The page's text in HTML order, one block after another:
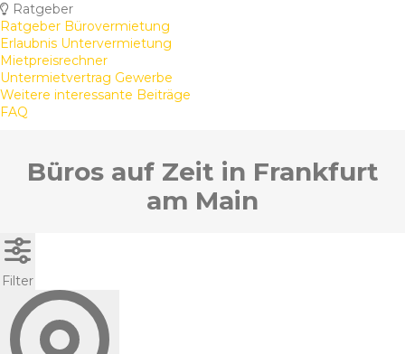
Ratgeber
Ratgeber Bürovermietung
Erlaubnis Untervermietung
Mietpreisrechner
Untermietvertrag Gewerbe
Weitere interessante Beiträge
FAQ
Büros auf Zeit in Frankfurt
am Main
Filter